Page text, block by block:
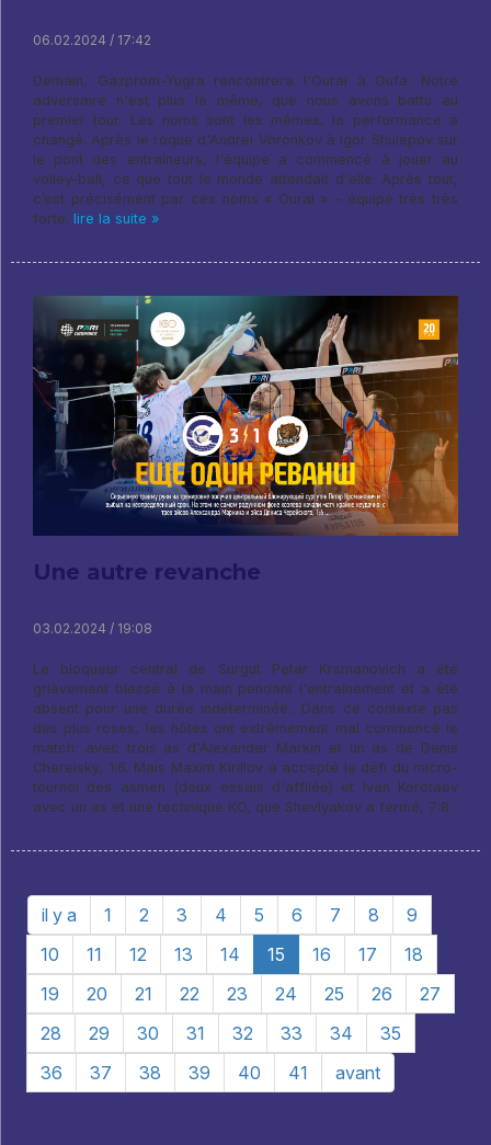
06.02.2024 / 17:42
Demain, Gazprom-Yugra rencontrera l'Oural à Oufa. Notre
adversaire n'est plus le même, que nous avons battu au
premier tour. Les noms sont les mêmes, la performance a
changé. Après le roque d'Andrei Voronkov à Igor Shulepov sur
le pont des entraîneurs, l'équipe a commencé à jouer au
volley-ball, ce que tout le monde attendait d'elle. Après tout,
c’est précisément par ces noms « Oural » – équipe très très
forte. lire la suite »
Une autre revanche
03.02.2024 / 19:08
Le bloqueur central de Surgut Petar Krsmanovich a été
grièvement blessé à la main pendant l'entraînement et a été
absent pour une durée indéterminée.. Dans ce contexte pas
des plus roses, les hôtes ont extrêmement mal commencé le
match: avec trois as d'Alexander Markin et un as de Denis
Chereisky, 1:6. Mais Maxim Kirillov a accepté le défi du micro-
tournoi des asmen (deux essais d'affilée) et Ivan Korotaev
avec un as et une technique KO, que Shevlyakov a fermé, 7:8.
il y a 1 2 3 4 5 6 7 8
9
10
11 12 13 14 15 16 17
18
19
20 21 22 23 24 25 26
27
28
29 30 31 32 33 34
35
36
37 38 39 40 41 avant